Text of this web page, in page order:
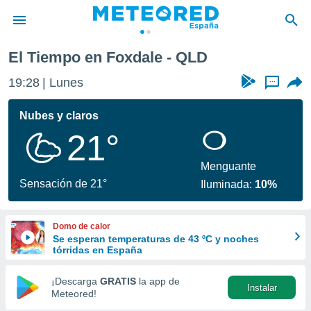
de
por
se
calidad.
a este
las
y
forma
digital
basada
El Tiempo en Foxdale - QLD
19:28 Lunes ...
Nubes y claros
21°
Sensación de 21°
Menguante
Iluminada: 10%
Domo de calor
Se esperan temperaturas de 43 ºC y noches
tórridas en España
¡Descarga GRATIS la app de
Meteored!
Instalar